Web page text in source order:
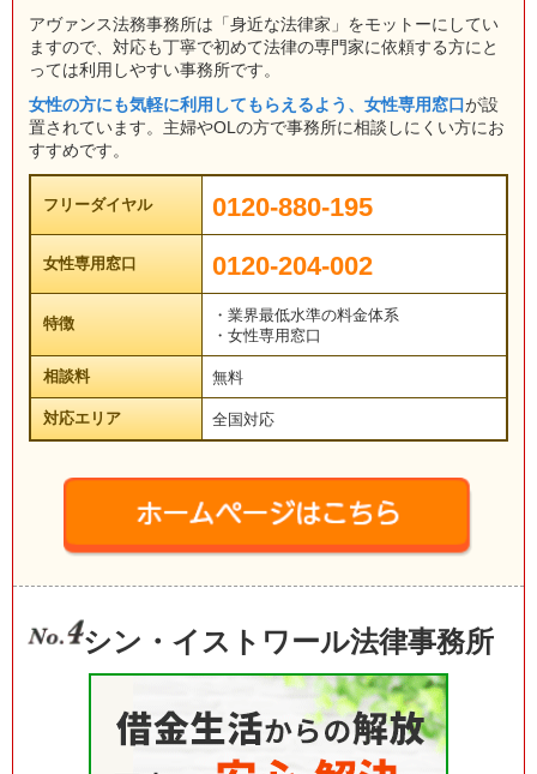
アヴァンス法務事務所は「身近な法律家」をモットーにしてい
ますので、対応も丁寧で初めて法律の専門家に依頼する方にと
っては利用しやすい事務所です。
女性の方にも気軽に利用してもらえるよう、女性専用窓口が設
置されています。主婦やOLの方で事務所に相談しにくい方にお
すすめです。
フリーダイヤル 0120-880-195
女性専用窓口 0120-204-002
特徴
・業界最低水準の料金体系
・女性専用窓口
相談料 無料
対応エリア 全国対応
シン・イストワール法律事務所